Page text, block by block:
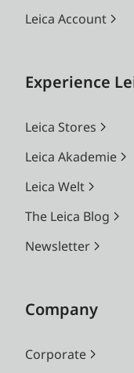
Leica Account
Experience
Leica Stores
Leica Akademie
Leica Welt
The Leica Blog
Newsletter
Company
Corporate